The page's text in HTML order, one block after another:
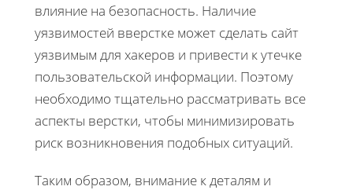
влияние на безопасность. Наличие
уязвимостей вверстке может сделать сайт
уязвимым для хакеров и привести к утечке
пользовательской информации. Поэтому
необходимо тщательно рассматривать все
аспекты верстки, чтобы минимизировать
риск возникновения подобных ситуаций.
Таким образом, внимание к деталям и